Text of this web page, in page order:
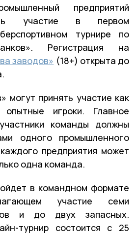
предприятий
участие в первом
турнире по
Регистрация на
заводов» (18+) открыта до
могут принять участие как
игроки. Главное
команды должны
одного промышленного
предприятия может
одна команда.
в командном формате
участие семи
и до двух запасных.
турнир состоится с 25